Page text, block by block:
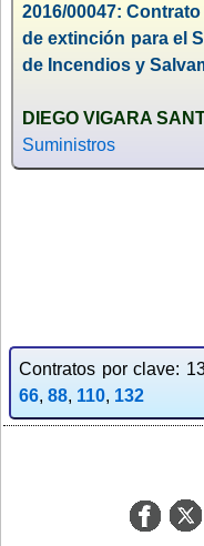
2016/00047:
de extinción para el
de Incendios y
DIEGO VIGARA
Suministros
Contratos por clave:
66, 88, 110, 132